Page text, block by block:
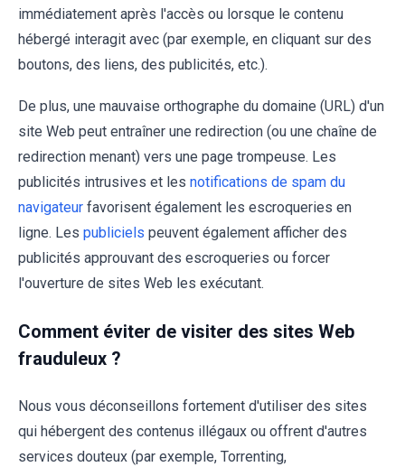
immédiatement après l'accès ou lorsque le contenu
hébergé interagit avec (par exemple, en cliquant sur des
boutons, des liens, des publicités, etc.).
De plus, une mauvaise orthographe du domaine (URL) d'un
site Web peut entraîner une redirection (ou une chaîne de
redirection menant) vers une page trompeuse. Les
publicités intrusives et les notifications de spam du
navigateur favorisent également les escroqueries en
ligne. Les publiciels peuvent également afficher des
publicités approuvant des escroqueries ou forcer
l'ouverture de sites Web les exécutant.
Comment éviter de visiter des sites Web
frauduleux ?
Nous vous déconseillons fortement d'utiliser des sites
qui hébergent des contenus illégaux ou offrent d'autres
services douteux (par exemple, Torrenting,